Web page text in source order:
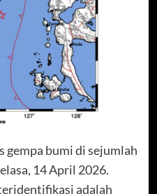
bumi di sejumlah
14 April 2026.
adalah